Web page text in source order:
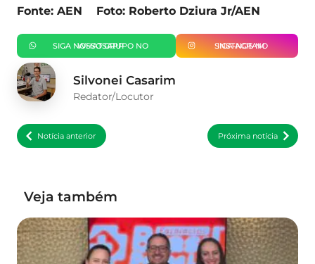
Fonte: AEN Foto: Roberto Dziura Jr/AEN
SIGA NOSSO GRUPO NO WHATSAPP SIGA-NOS NO INSTAGRAM
Silvonei Casarim
Redator/Locutor
Notícia anterior Próxima notícia
Veja também